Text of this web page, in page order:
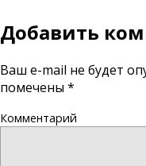
Добавить
Ваш e-mail не будет
помечены *
Комментарий